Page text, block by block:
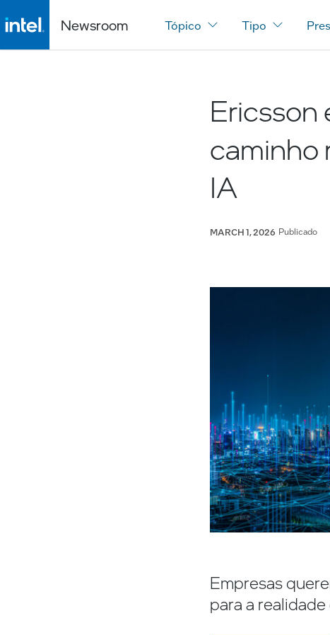
Newsroom Tópico Tipo
Ericsson
caminho
IA
MARCH 1, 2026 Publicado
Empresas
para a